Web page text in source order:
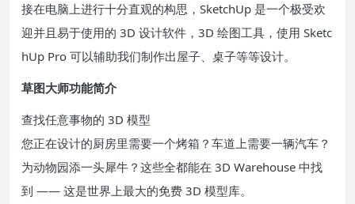
接在电脑上进行十分直观的构思，SketchUp 是一个极受欢
迎并且易于使用的 3D 设计软件，3D 绘图工具，使用 Sketc
hUp Pro 可以辅助我们制作出屋子、桌子等等设计。
草图大师功能简介
查找任意事物的 3D 模型
您正在设计的厨房里需要一个烤箱？车道上需要一辆汽车？
为动物园添一头犀牛？这些全都能在 3D Warehouse 中找
到 —— 这是世界上最大的免费 3D 模型库。